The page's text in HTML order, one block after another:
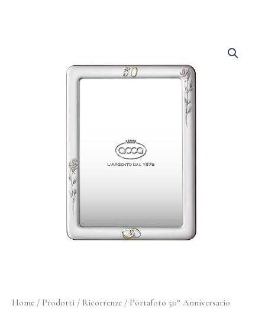
Home / Prodotti / Ricorrenze / Portafoto 50° Anniversario